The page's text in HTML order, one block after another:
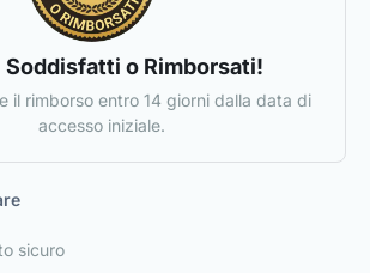
Soddisfatti o Rimborsati!
il rimborso entro 14 giorni dalla data di
accesso iniziale.
sicuro